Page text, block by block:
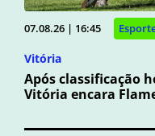
07.08.26 | 16:45
Vitória
Após classificação
Vitória encara